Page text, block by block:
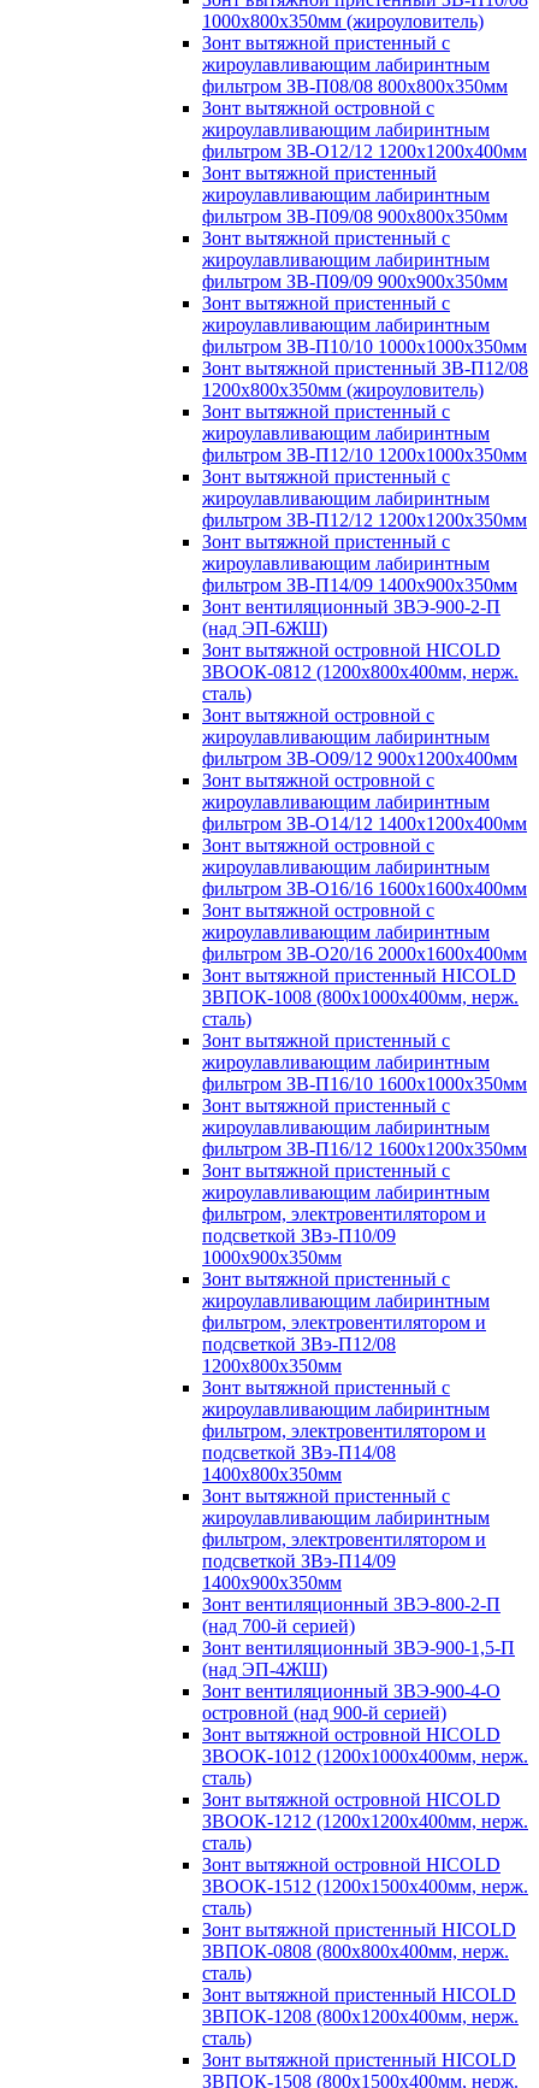
1000х800х350мм (жироуловитель)
Зонт вытяжной пристенный с
жироулавливающим лабиринтным
фильтром ЗВ-П08/08 800х800х350мм
Зонт вытяжной островной с
жироулавливающим лабиринтным
фильтром ЗВ-О12/12 1200х1200х400мм
Зонт вытяжной пристенный
жироулавливающим лабиринтным
фильтром ЗВ-П09/08 900х800х350мм
Зонт вытяжной пристенный с
жироулавливающим лабиринтным
фильтром ЗВ-П09/09 900х900х350мм
Зонт вытяжной пристенный с
жироулавливающим лабиринтным
фильтром ЗВ-П10/10 1000х1000х350мм
Зонт вытяжной пристенный ЗВ-П12/08
1200х800х350мм (жироуловитель)
Зонт вытяжной пристенный с
жироулавливающим лабиринтным
фильтром ЗВ-П12/10 1200х1000х350мм
Зонт вытяжной пристенный с
жироулавливающим лабиринтным
фильтром ЗВ-П12/12 1200х1200х350мм
Зонт вытяжной пристенный с
жироулавливающим лабиринтным
фильтром ЗВ-П14/09 1400х900х350мм
Зонт вентиляционный ЗВЭ-900-2-П
(над ЭП-6ЖШ)
Зонт вытяжной островной HICOLD
ЗВООК-0812 (1200х800x400мм, нерж.
сталь)
Зонт вытяжной островной с
жироулавливающим лабиринтным
фильтром ЗВ-О09/12 900х1200х400мм
Зонт вытяжной островной с
жироулавливающим лабиринтным
фильтром ЗВ-О14/12 1400х1200х400мм
Зонт вытяжной островной с
жироулавливающим лабиринтным
фильтром ЗВ-О16/16 1600х1600х400мм
Зонт вытяжной островной с
жироулавливающим лабиринтным
фильтром ЗВ-О20/16 2000х1600х400мм
Зонт вытяжной пристенный HICOLD
ЗВПОК-1008 (800х1000х400мм, нерж.
сталь)
Зонт вытяжной пристенный с
жироулавливающим лабиринтным
фильтром ЗВ-П16/10 1600х1000х350мм
Зонт вытяжной пристенный с
жироулавливающим лабиринтным
фильтром ЗВ-П16/12 1600х1200х350мм
Зонт вытяжной пристенный с
жироулавливающим лабиринтным
фильтром, электровентилятором и
подсветкой ЗВэ-П10/09
1000х900х350мм
Зонт вытяжной пристенный с
жироулавливающим лабиринтным
фильтром, электровентилятором и
подсветкой ЗВэ-П12/08
1200х800х350мм
Зонт вытяжной пристенный с
жироулавливающим лабиринтным
фильтром, электровентилятором и
подсветкой ЗВэ-П14/08
1400х800х350мм
Зонт вытяжной пристенный с
жироулавливающим лабиринтным
фильтром, электровентилятором и
подсветкой ЗВэ-П14/09
1400х900х350мм
Зонт вентиляционный ЗВЭ-800-2-П
(над 700-й серией)
Зонт вентиляционный ЗВЭ-900-1,5-П
(над ЭП-4ЖШ)
Зонт вентиляционный ЗВЭ-900-4-О
островной (над 900-й серией)
Зонт вытяжной островной HICOLD
ЗВООК-1012 (1200х1000х400мм, нерж.
сталь)
Зонт вытяжной островной HICOLD
ЗВООК-1212 (1200x1200x400мм, нерж.
сталь)
Зонт вытяжной островной HICOLD
ЗВООК-1512 (1200х1500х400мм, нерж.
сталь)
Зонт вытяжной пристенный HICOLD
ЗВПОК-0808 (800х800х400мм, нерж.
сталь)
Зонт вытяжной пристенный HICOLD
ЗВПОК-1208 (800х1200х400мм, нерж.
сталь)
Зонт вытяжной пристенный HICOLD
ЗВПОК-1508 (800х1500х400мм, нерж.